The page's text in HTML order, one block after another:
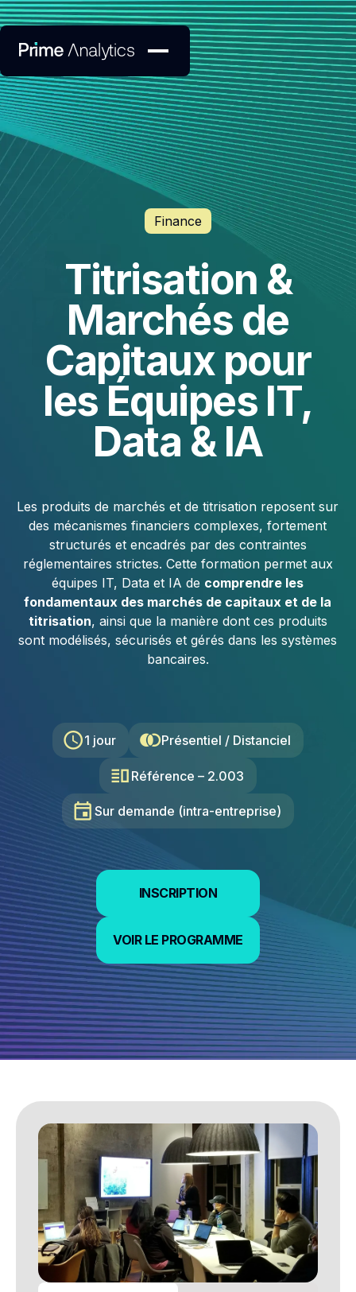
Finance
Titrisation &
Marchés de
Capitaux pour
les Équipes IT,
Data & IA
Les produits de marchés et de titrisation reposent sur
des mécanismes financiers complexes, fortement
structurés et encadrés par des contraintes
réglementaires strictes. Cette formation permet aux
équipes IT, Data et IA de comprendre les
fondamentaux des marchés de capitaux et de la
titrisation, ainsi que la manière dont ces produits
sont modélisés, sécurisés et gérés dans les systèmes
bancaires.
schedule1 jour join_leftPrésentiel / Distanciel
vertical_split Référence – 2.003
event Sur demande (intra-entreprise)
INSCRIPTION
INSCRIPTION
VOIR LE PROGRAMME
VOIR LE PROGRAMME